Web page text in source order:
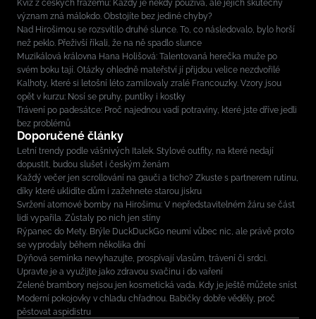
Kvíz z českých frazémů: Každý je někdy používá, ale jejich skutečný
význam zná málokdo. Obstojíte bez jediné chyby?
Nad Hirošimou se rozsvítilo druhé slunce. To, co následovalo, bylo horší
než peklo. Přeživší říkali, že na ně spadlo slunce
Muzikálová královna Hana Holišová: Talentovaná herečka muže po
svém boku tají. Otázky ohledně mateřství jí přijdou velice nezdvořilé
Kalhoty, které si letošní léto zamilovaly zralé Francouzky. Vzory jsou
opět v kurzu: Nosí se pruhy, puntíky i kostky
Trávení po padesátce: Proč najednou vadí potraviny, které jste dříve jedli
bez problémů
Doporučené články
Letní trendy podle vášnivých Italek. Stylové outfity, na které nedají
dopustit, budou slušet i českým ženám
Každý večer jen scrollování na gauči a ticho? Zkuste s partnerem rutinu,
díky které uklidíte dům i zažehnete starou jiskru
Svržení atomové bomby na Hirošimu: V nepředstavitelném žáru se část
lidí vypařila. Zůstaly po nich jen stíny
Rýpanec do Mety. Brýle DuckDuckGo neumí vůbec nic, ale právě proto
se vyprodaly během několika dní
Dýňová semínka nevyhazujte, prospívají vlasům, trávení či srdci.
Upravte je a využijte jako zdravou svačinu i do vaření
Zelené brambory nejsou jen kosmetická vada. Kdy je ještě můžete sníst
Moderní pokojovky v chladu chřadnou. Babičky dobře věděly, proč
pěstovat aspidistru